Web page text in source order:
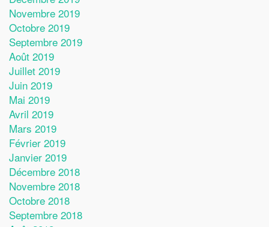
Novembre 2019
Octobre 2019
Septembre 2019
Août 2019
Juillet 2019
Juin 2019
Mai 2019
Avril 2019
Mars 2019
Février 2019
Janvier 2019
Décembre 2018
Novembre 2018
Octobre 2018
Septembre 2018